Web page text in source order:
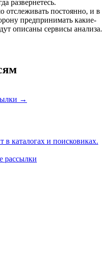
развернетесь.
отслеживать постоянно, и в
предпринимать какие-
описаны сервисы анализа.
→
в каталогах и поисковиках.
рассылки